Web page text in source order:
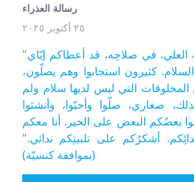
رسالة العذراء
٢٥ أكتوبر ٢٠٢٥
"أولادي الأحبّة، إن الله العلي، في صلاحِه، قد أعطاكم إيّاي
كثيرون استجابوا وهم يصلّون،
التي ليس لديها سلام ولم
صغاري، صلّوا وأحبّوا، وأنشئوا
بعضُكم البعض على الخير. أنا معكم
أشكرُكم على تلبيتِكم ندائي."
(بموافقة كنسيّة)